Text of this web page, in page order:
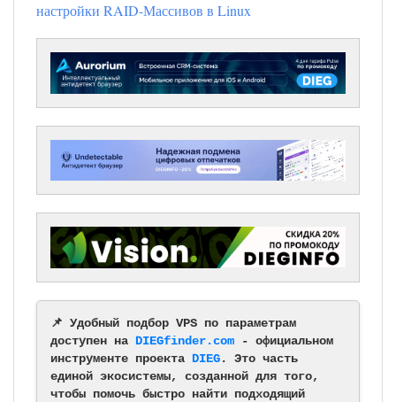
настройки RAID-Массивов в Linux
📌 Удобный подбор VPS по параметрам
доступен на DIEGfinder.com - официальном
инструменте проекта DIEG. Это часть
единой экосистемы, созданной для того,
чтобы помочь быстро найти подходящий